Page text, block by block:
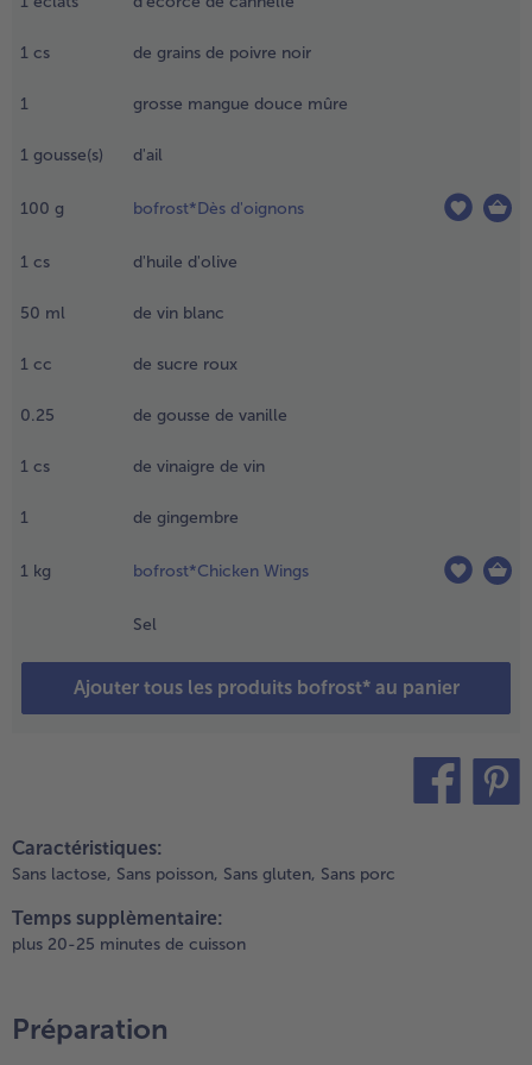
- 5 € à l’achat de 7 menus au choix
1 cs de grains de poivre noir
1 grosse mangue douce mûre
1 gousse(s) d'ail
100 g bofrost*Dès d'oignons
1 cs d'huile d'olive
50 ml de vin blanc
1 cc de sucre roux
0.25 de gousse de vanille
1 cs de vinaigre de vin
1 de gingembre
1 kg bofrost*Chicken Wings
Sel
Ajouter tous les produits bofrost* au panier
dans
matière
à
en
les
le vin
Caractéristiques:
Sans lactose, Sans poisson, Sans gluten, Sans porc
Temps supplèmentaire:
plus 20-25 minutes de cuisson
Préparation